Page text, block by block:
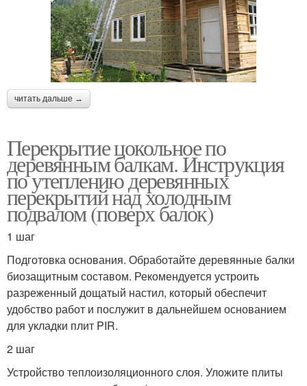
читать дальше →
Перекрытие цокольное по
деревянным балкам. Инструкция
по утеплению деревянных
перекрытий над холодным
подвалом (поверх балок)
1 шаг
Подготовка основания. Обработайте деревянные балки
биозащитным составом. Рекомендуется устроить
разреженный дощатый настил, который обеспечит
удобство работ и послужит в дальнейшем основанием
для укладки плит PIR.
2 шаг
Устройство теплоизоляционного слоя. Уложите плиты